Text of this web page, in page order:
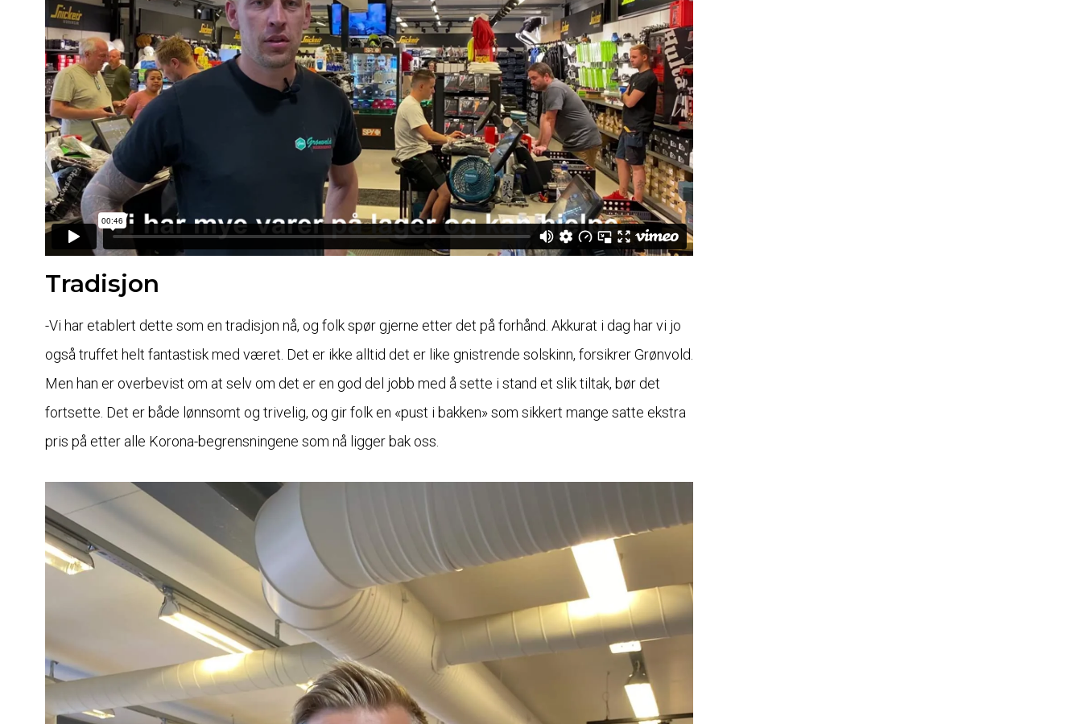
Tradisjon
-Vi har etablert dette som en tradisjon nå, og folk spør gjerne etter det på forhånd. Akkurat i dag har vi jo
også truffet helt fantastisk med været. Det er ikke alltid det er like gnistrende solskinn, forsikrer Grønvold.
Men han er overbevist om at selv om det er en god del jobb med å sette i stand et slik tiltak, bør det
fortsette. Det er både lønnsomt og trivelig, og gir folk en «pust i bakken» som sikkert mange satte ekstra
pris på etter alle Korona-begrensningene som nå ligger bak oss.